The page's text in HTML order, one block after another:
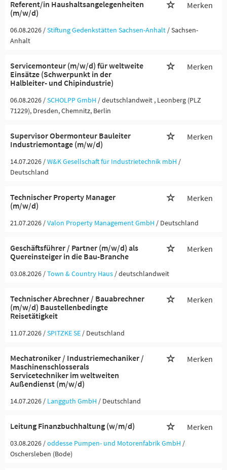
Referent/in Haushaltsangelegenheiten
(m/w/d)
Merken
06.08.2026 /Stiftung Gedenkstätten Sachsen-Anhalt / Sachsen-
Anhalt
Servicemonteur (m/w/d) für weltweite
Einsätze (Schwerpunkt in der
Halbleiter- und Chipindustrie)
Merken
06.08.2026 /SCHOLPP GmbH / deutschlandweit , Leonberg (PLZ
71229), Dresden, Chemnitz, Berlin
Supervisor Obermonteur Bauleiter
Industriemontage (m/w/d)
Merken
14.07.2026 /W&K Gesellschaft für Industrietechnik mbH /
Deutschland
Technischer Property Manager
(m/w/d)
Merken
21.07.2026 /Valon Property Management GmbH / Deutschland
Geschäftsführer / Partner (m/w/d) als
Quereinsteiger in die Bau-Branche
Merken
03.08.2026 /Town & Country Haus / deutschlandweit
Technischer Abrechner / Bauabrechner
(m/w/d) Baustellenbedingte
Reisetätigkeit
Merken
11.07.2026 /SPITZKE SE / Deutschland
Mechatroniker / Industriemechaniker /
Maschinenschlosserals
Servicetechniker im weltweiten
Außendienst (m/w/d)
Merken
14.07.2026 / Langguth GmbH / Deutschland
Leitung Finanzbuchhaltung (w/m/d) Merken
03.08.2026 /oddesse Pumpen- und Motorenfabrik GmbH /
Oschersleben (Bode)